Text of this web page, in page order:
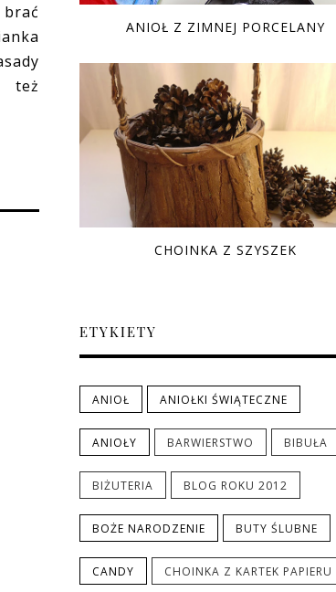
też
ANIOŁ Z ZIMNEJ PORCELANY
CHOINKA Z SZYSZEK
ETYKIETY
ANIOŁ ANIOŁKI ŚWIĄTECZNE
ANIOŁY BARWIERSTWO BIBUŁA
BIŻUTERIA BLOG ROKU 2012
BOŻE NARODZENIE BUTY ŚLUBNE
CANDY CHOINKA Z KARTEK PAPIERU